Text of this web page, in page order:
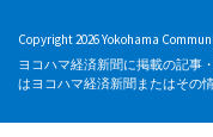
Copyright 2026 Yokohama
ヨコハマ経済新聞に掲載の記事
はヨコハマ経済新聞またはその